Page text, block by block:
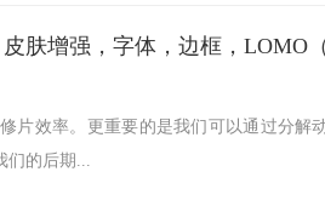
片效率。更重要的是我们可以通过分解
们的后期...